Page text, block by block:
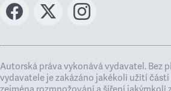
Autorská práva vykonává vydavatel. Bez
vydavatele je zakázáno jakékoli užití